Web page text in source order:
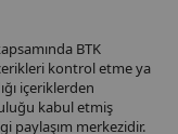
BTK
kontrol etme ya
içeriklerden
kabul etmiş
paylaşım merkezidir.